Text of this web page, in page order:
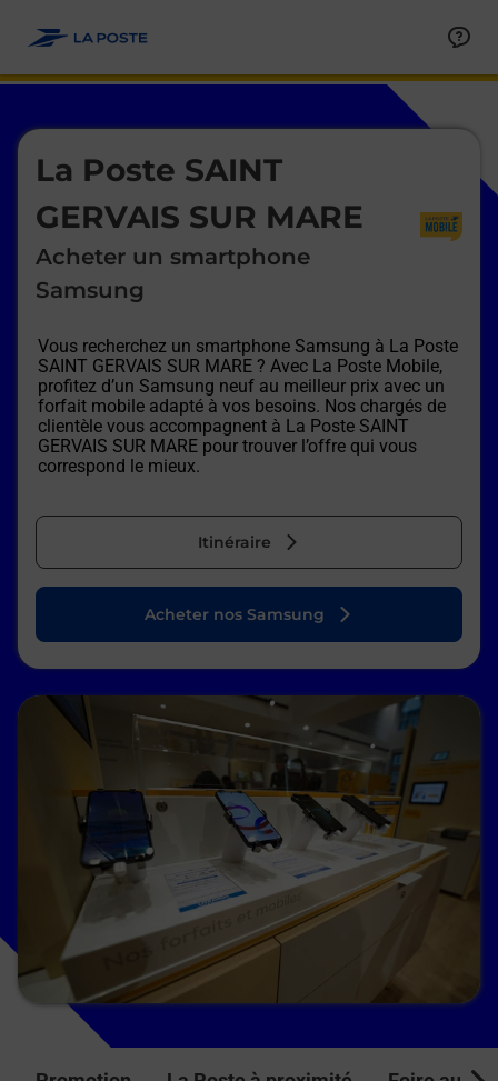
La Poste SAINT
GERVAIS SUR MARE
Acheter un smartphone
Samsung
Vous recherchez un smartphone Samsung à La Poste
SAINT GERVAIS SUR MARE ? Avec La Poste Mobile,
profitez d’un Samsung neuf au meilleur prix avec un
forfait mobile adapté à vos besoins. Nos chargés de
clientèle vous accompagnent à La Poste SAINT
GERVAIS SUR MARE pour trouver l’offre qui vous
correspond le mieux.
Itinéraire
Le lien s'ouvre dans un nouvel onglet
Acheter nos Samsung